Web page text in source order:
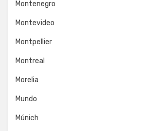
Montenegro
Montevideo
Montpellier
Montreal
Morelia
Mundo
Múnich